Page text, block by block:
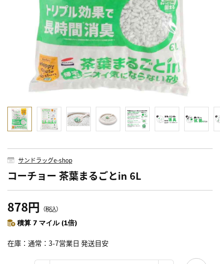
サンドラッグe-shop
コーチョー 茶葉まるごとin 6L
878円 （税込）
積算 7 マイル (1倍)
在庫 通常：3-7営業日 発送目安